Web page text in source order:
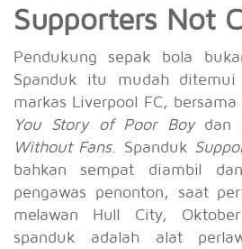
Supporters Not
Pendukung sepak bola
Spanduk itu mudah
markas Liverpool FC,
You Story of Poor Boydan
Without Fans. Spanduk
bahkan sempat diambil
pengawas penonton, saat
melawan Hull City,
spanduk adalah alat